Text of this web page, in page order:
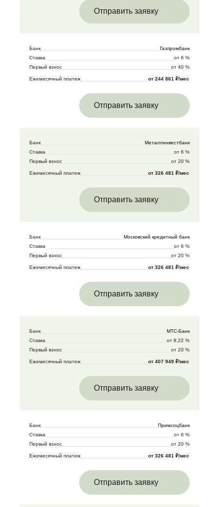
Отправить заявку
Банк
Газпромбанк
Ставка
от 6 %
Первый взнос
от 40 %
Ежемесячный платеж от 244 861 ₽/мес
Отправить заявку
Банк
Металлинвестбанк
Ставка
от 6 %
Первый взнос
от 20 %
Ежемесячный платеж от 326 481 ₽/мес
Отправить заявку
Банк
Московский кредитный банк
Ставка
от 6 %
Первый взнос
от 20 %
Ежемесячный платеж от 326 481 ₽/мес
Отправить заявку
Банк
МТС-Банк
Ставка
от 8,22 %
Первый взнос
от 20 %
Ежемесячный платеж от 407 949 ₽/мес
Отправить заявку
Банк
Примсоцбанк
Ставка
от 6 %
Первый взнос
от 20 %
Ежемесячный платеж от 326 481 ₽/мес
Отправить заявку